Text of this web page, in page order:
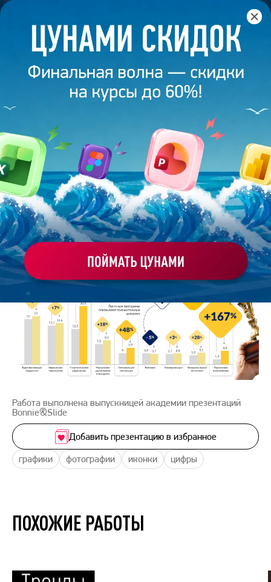
Главная /Банк слайдов / Презентация 287 – Юлия
ПРЕЗЕНТАЦИЯ 287 - ЮЛИЯ
БЕЛИКОВА
Моё избранное
Работа
студента
ХОЧУ ЗАКАЗАТЬ ТАКУЮ ПРЕЗЕНТАЦИЮ
Работа выполнена выпускницей академии презентаций
Bonnie&Slide
графики фотографии иконки цифры
Добавить презентацию в избранное
ПОХОЖИЕ РАБОТЫ